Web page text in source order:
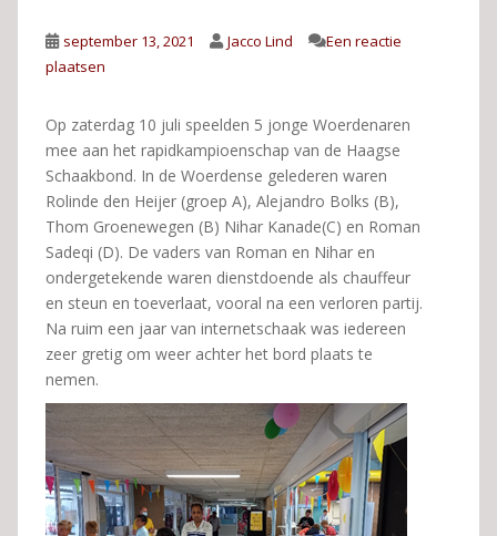
september 13, 2021 Jacco Lind
Een reactie
plaatsen
Op zaterdag 10 juli speelden 5 jonge Woerdenaren
mee aan het rapidkampioenschap van de Haagse
Schaakbond. In de Woerdense gelederen waren
Rolinde den Heijer (groep A), Alejandro Bolks (B),
Thom Groenewegen (B) Nihar Kanade(C) en Roman
Sadeqi (D). De vaders van Roman en Nihar en
ondergetekende waren dienstdoende als chauffeur
en steun en toeverlaat, vooral na een verloren partij.
Na ruim een jaar van internetschaak was iedereen
zeer gretig om weer achter het bord plaats te
nemen.